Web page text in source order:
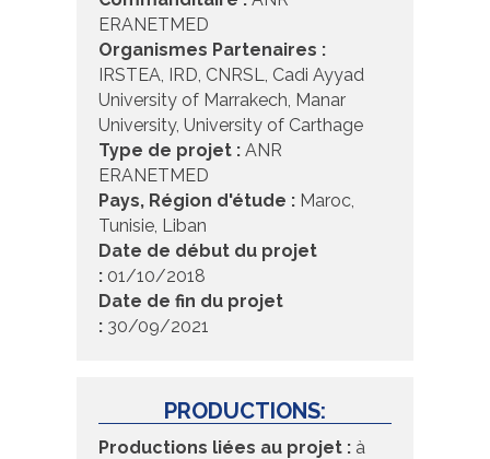
ERANETMED
Organismes Partenaires :
IRSTEA, IRD, CNRSL, Cadi Ayyad
University of Marrakech, Manar
University, University of Carthage
Type de projet : ANR
ERANETMED
Pays, Région d'étude : Maroc,
Tunisie, Liban
Date de début du projet
: 01/10/2018
Date de fin du projet
: 30/09/2021
PRODUCTIONS:
Productions liées au projet : à